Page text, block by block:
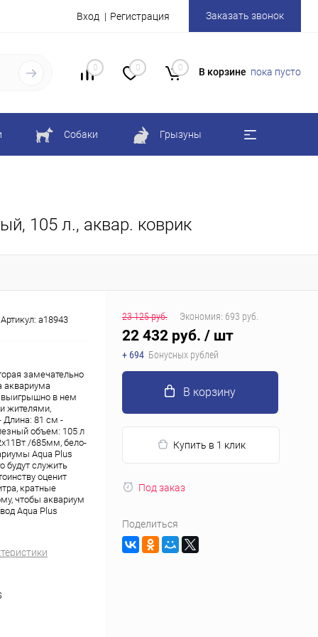
Вход Регистрация Заказать звонок
0 0 0 В корзине пока пусто
Собаки Грызуны
105 л., аквар. коврик
Артикул: a18943
замечательно
аквариума
выигрышно в нем
жителями,
Длина: 81 см -
объем: 105 л
/685мм, бело-
Aqua Plus
будут служить
оценит
кратные
чтобы аквариум
Aqua Plus
23 125 руб. Экономия: 693 руб.
22 432 руб. / шт
+ 694 Бонусных рублей
В корзину
Купить в 1 клик
Под заказ
Поделиться